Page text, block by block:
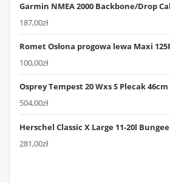
Garmin NMEA 2000 Backbone/Drop
187,00zł
Romet Osłona progowa lewa Maxi
100,00zł
Osprey Tempest 20 Wxs S Plecak
504,00zł
Herschel Classic X Large 11-20l
281,00zł